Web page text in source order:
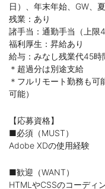
日）、年末年始、GW、
残業：あり
諸手当：通勤手当（上限
福利厚生：昇給あり
給与：みなし残業代45時
＊超過分は別途支給
＊フルリモート勤務も
可能）
【応募資格】
■必須（MUST）
Adobe XDの使用経験
■歓迎（WANT）
HTMLやCSSのコーディ